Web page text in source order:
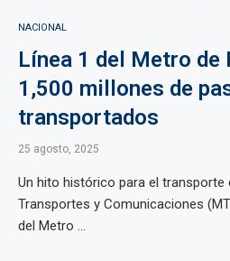
NACIONAL
Línea 1 del Metro de
1,500 millones de
transportados
25 agosto, 2025
Un hito histórico para el transporte
Transportes y Comunicaciones
del Metro ...